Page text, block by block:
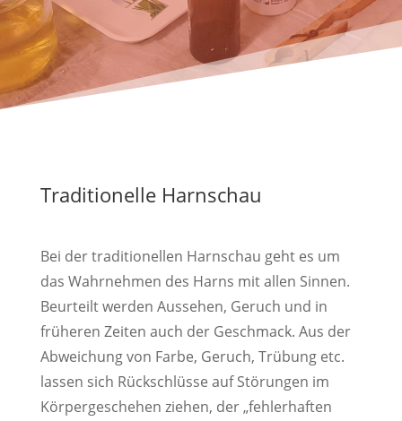
Traditionelle Harnschau
Bei der traditionellen Harnschau geht es um
das Wahrnehmen des Harns mit allen Sinnen.
Beurteilt werden Aussehen, Geruch und in
früheren Zeiten auch der Geschmack. Aus der
Abweichung von Farbe, Geruch, Trübung etc.
lassen sich Rückschlüsse auf Störungen im
Körpergeschehen ziehen, der „fehlerhaften